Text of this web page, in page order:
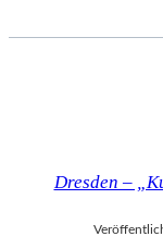
Dresden –